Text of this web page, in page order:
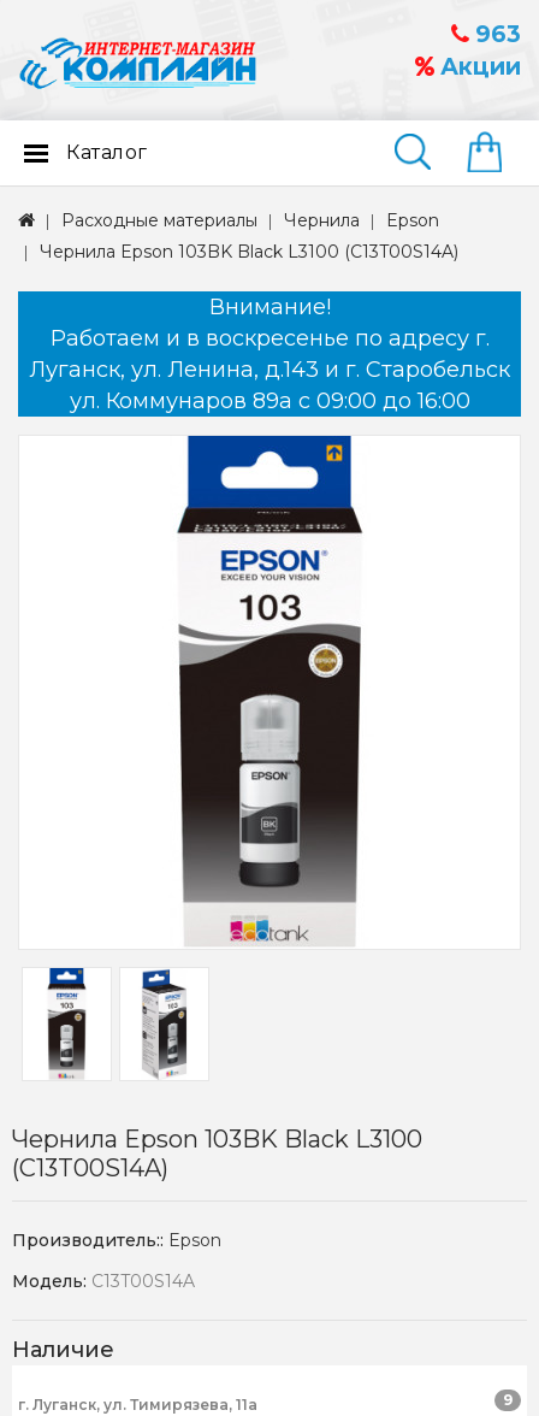
963
Акции
Найти
Каталог
Расходные материалы Чернила
Epson
Чернила Epson 103BK Black L3100 (C13T00S14A)
Внимание!
Работаем и в воскресенье по адресу г.
Луганск, ул. Ленина, д.143 и г. Старобельск
ул. Коммунаров 89а с 09:00 до 16:00
Чернила Epson 103BK Black L3100
(C13T00S14A)
Производитель:: Epson
Модель: C13T00S14A
Наличие
г. Луганск, ул. Тимирязева, 11а 9